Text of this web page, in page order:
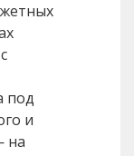
под
и
на